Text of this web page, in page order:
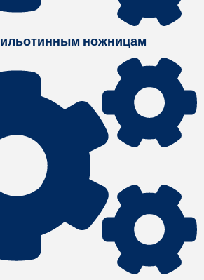
ножницам